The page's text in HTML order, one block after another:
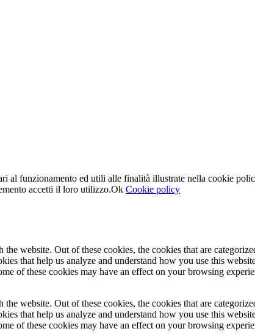
al funzionamento ed utili alle finalità illustrate nella cookie
accetti il loro utilizzo.Ok Cookie policy
website. Out of these cookies, the cookies that are
that help us analyze and understand how you use this
of these cookies may have an effect on your browsing
website. Out of these cookies, the cookies that are
that help us analyze and understand how you use this
of these cookies may have an effect on your browsing